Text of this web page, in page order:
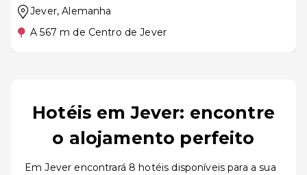
Jever, Alemanha
A 567 m de Centro de Jever
Hotéis em Jever: encontre
o alojamento perfeito
Em Jever encontrará 8 hotéis disponíveis para a sua